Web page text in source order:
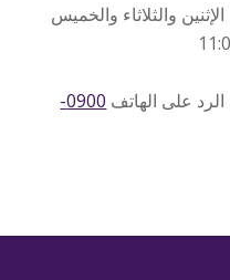
الإثنين والثلاثاء والخميس
الرد على الهاتف
0900-